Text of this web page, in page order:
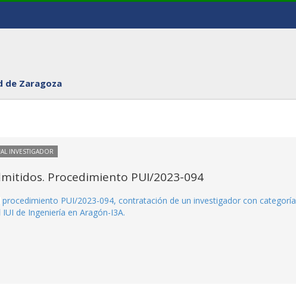
de Zaragoza
INVESTIGADOR
Procedimiento PUI/2023-094
PUI/2023-094, contratación de un investigador con categoría
de Ingeniería en Aragón-I3A.